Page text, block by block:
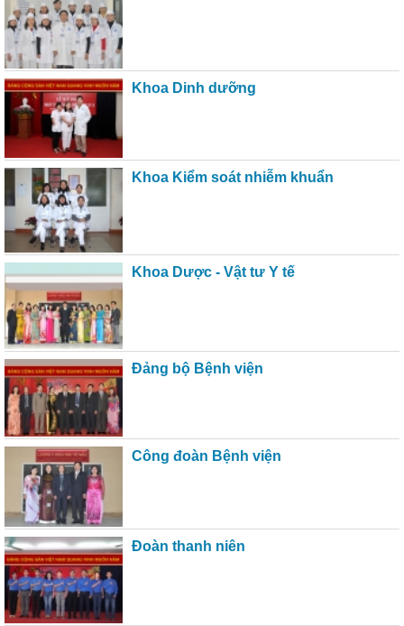
Khoa Dinh dưỡng
Khoa Kiểm soát nhiễm khuẩn
Khoa Dược - Vật tư Y tế
Đảng bộ Bệnh viện
Công đoàn Bệnh viện
Đoàn thanh niên